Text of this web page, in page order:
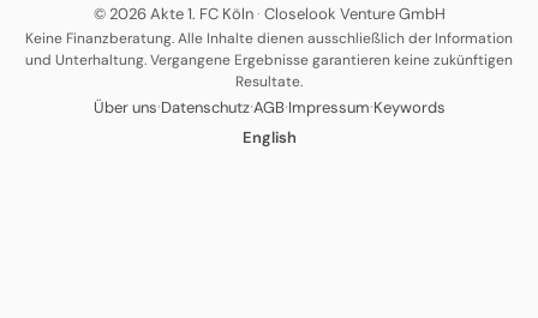
© 2026 Akte 1. FC Köln· Closelook Venture GmbH
Keine Finanzberatung. Alle Inhalte dienen ausschließlich der Information
und Unterhaltung. Vergangene Ergebnisse garantieren keine zukünftigen
Resultate.
Über uns·Datenschutz·AGB·Impressum·Keywords
English